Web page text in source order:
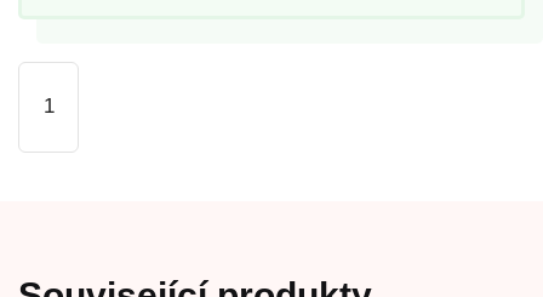
FABIO